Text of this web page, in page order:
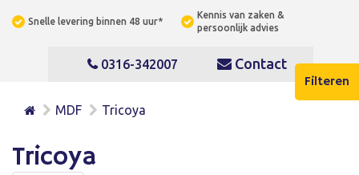
Filteren
Snelle levering binnen 48 uur*
Kennis van zaken &
persoonlijk advies
0316-342007 Contact
MDF Tricoya
Tricoya